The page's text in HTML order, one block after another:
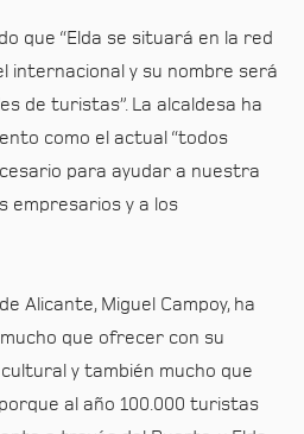
que “Elda se situará en la red
internacional y su nombre será
de turistas”. La alcaldesa ha
como el actual “todos
para ayudar a nuestra
empresarios y a los
Alicante, Miguel Campoy, ha
que ofrecer con su
y también mucho que
al año 100.000 turistas